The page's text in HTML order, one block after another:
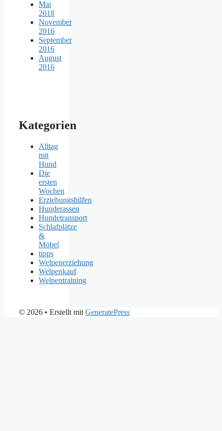
Mai
2018
November
2016
September
2016
August
2016
Kategorien
Alltag
mit
Hund
Die
ersten
Wochen
Erziehungshilfen
Hunderassen
Hundetransport
Schlafplätze
&
Möbel
tipps
Welpenerziehung
Welpenkauf
Welpentraining
© 2026 • Erstellt mit GeneratePress